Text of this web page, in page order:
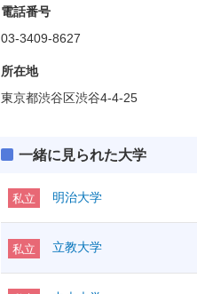
電話番号
03-3409-8627
所在地
東京都渋谷区渋谷4-4-25
一緒に見られた大学
私立 明治大学
私立 立教大学